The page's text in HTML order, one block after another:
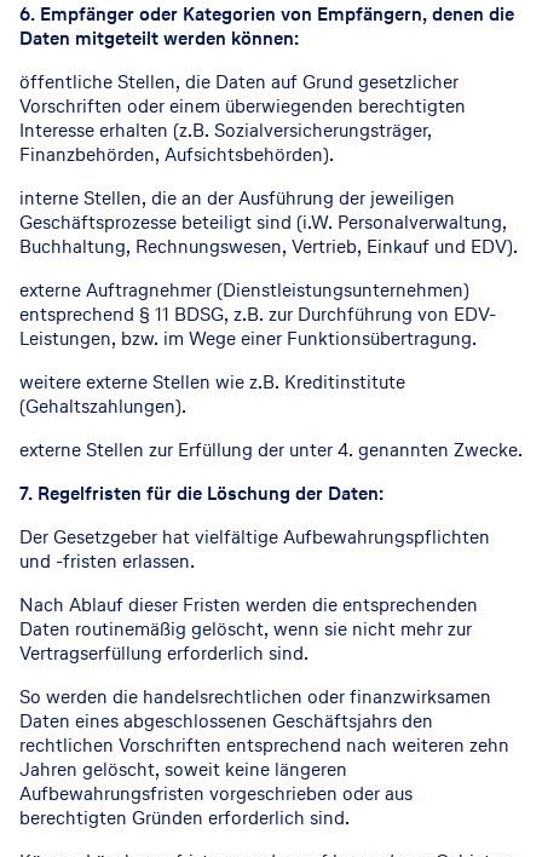
6. Empfänger oder Kategorien von Empfängern, denen die
Daten mitgeteilt werden können:
öffentliche Stellen, die Daten auf Grund gesetzlicher
Vorschriften oder einem überwiegenden berechtigten
Interesse erhalten (z.B. Sozialversicherungsträger,
Finanzbehörden, Aufsichtsbehörden).
interne Stellen, die an der Ausführung der jeweiligen
Geschäftsprozesse beteiligt sind (i.W. Personalverwaltung,
Buchhaltung, Rechnungswesen, Vertrieb, Einkauf und EDV).
externe Auftragnehmer (Dienstleistungsunternehmen)
entsprechend § 11 BDSG, z.B. zur Durchführung von EDV-
Leistungen, bzw. im Wege einer Funktionsübertragung.
weitere externe Stellen wie z.B. Kreditinstitute
(Gehaltszahlungen).
externe Stellen zur Erfüllung der unter 4. genannten Zwecke.
7. Regelfristen für die Löschung der Daten:
Der Gesetzgeber hat vielfältige Aufbewahrungspflichten
und -fristen erlassen.
Nach Ablauf dieser Fristen werden die entsprechenden
Daten routinemäßig gelöscht, wenn sie nicht mehr zur
Vertragserfüllung erforderlich sind.
So werden die handelsrechtlichen oder finanzwirksamen
Daten eines abgeschlossenen Geschäftsjahrs den
rechtlichen Vorschriften entsprechend nach weiteren zehn
Jahren gelöscht, soweit keine längeren
Aufbewahrungsfristen vorgeschrieben oder aus
berechtigten Gründen erforderlich sind.